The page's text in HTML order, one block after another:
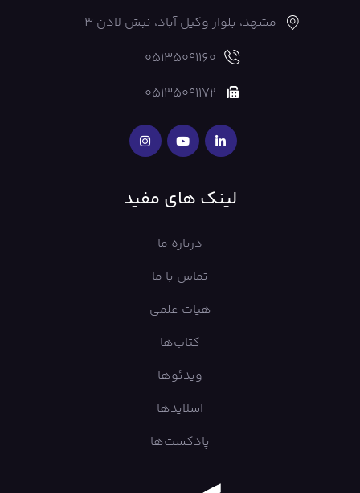
مشهد، بلوار وکیل آباد، نبش لادن 3
05135091160
05135091172
لینک های مفید
درباره ما
تماس با ما
هیات علمی
کتاب‌ها
ویدئوها
اسلایدها
پادکست‌ها